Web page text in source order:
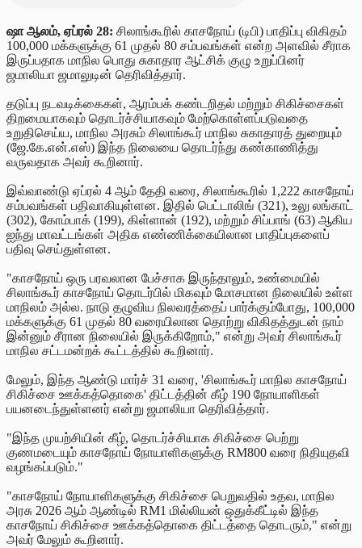
ஷா ஆலம், ஏப்ரல் 28: சிலாங்கூரில் காசநோய் (டிபி) பாதிப்பு விகிதம்
100,000 மக்களுக்கு 61 முதல் 80 சம்பவங்கள் என்ற அளவில் சீராக
இருப்பதாக மாநில பொது சுகாதார ஆட்சிக் குழு உறுப்பினர்
ஜமாலியா ஜமாலுடின் தெரிவித்தார்.
தடுப்பு நடவடிக்கைகள், ஆரம்பக் கண்டறிதல் மற்றும் சிகிச்சைகள்
திறமையாகவும் தொடர்ச்சியாகவும் மேற்கொள்ளப்படுவதை
உறுதிசெய்ய, மாநில அரசும் சிலாங்கூர் மாநில சுகாதாரத் துறையும்
(ஜே.கே.என்.எஸ்) இந்த நிலையை தொடர்ந்து கண்காணித்து
வருவதாக அவர் கூறினார்.
இவ்வாண்டு ஏப்ரல் 4 ஆம் தேதி வரை, சிலாங்கூரில் 1,222 காசநோய்
சம்பவங்கள் பதிவாகியுள்ளன. இதில் பெட்டாலிங் (321), உலு லங்காட்
(302), கோம்பாக் (199), கிள்ளான் (192), மற்றும் சிப்பாங் (63) ஆகிய
ஐந்து மாவட்டங்கள் அதிக எண்ணிக்கையிலான பாதிப்புகளைப்
பதிவு செய்துள்ளன.
"காசநோய் ஒரு பரவலான பேச்சாக இருந்தாலும், உண்மையில்
சிலாங்கூர் காசநோய் தொடர்பில் மிகவும் மோசமான நிலையில் உள்ள
மாநிலம் அல்ல. நாடு தழுவிய நிலவரத்தைப் பார்க்கும்போது, 100,000
மக்களுக்கு 61 முதல் 80 வரையிலான தொற்று விகிதத்துடன் நாம்
இன்னும் சீரான நிலையில் இருக்கிறோம்," என்று அவர் சிலாங்கூர்
மாநில சட்டமன்றக் கூட்டத்தில் கூறினார்.
மேலும், இந்த ஆண்டு மார்ச் 31 வரை, 'சிலாங்கூர் மாநில காசநோய்
சிகிச்சை ஊக்கத்தொகை' திட்டத்தின் கீழ் 190 நோயாளிகள்
பயனடைந்துள்ளனர் என்று ஜமாலியா தெரிவித்தார்.
"இந்த முயற்சியின் கீழ், தொடர்ச்சியாக சிகிச்சை பெற்று
குணமடையும் காசநோய் நோயாளிகளுக்கு RM800 வரை நிதியுதவி
வழங்கப்படும்."
"காசநோய் நோயாளிகளுக்கு சிகிச்சை பெறுவதில் உதவ, மாநில
அரசு 2026 ஆம் ஆண்டில் RM1 மில்லியன் ஒதுக்கீட்டில் இந்த
காசநோய் சிகிச்சை ஊக்கத்தொகை திட்டத்தை தொடரும்," என்று
அவர் மேலும் கூறினார்.